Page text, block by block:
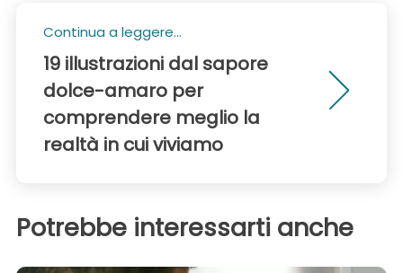
Continua a leggere...
19 illustrazioni dal sapore
dolce-amaro per
comprendere meglio la
realtà in cui viviamo
Potrebbe interessarti anche